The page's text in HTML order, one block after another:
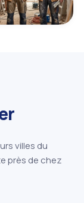
villes du
près de chez